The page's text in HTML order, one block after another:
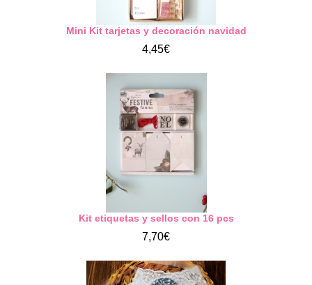
Mini Kit tarjetas y decoración navidad
4,45€
Kit etiquetas y sellos con 16 pcs
7,70€